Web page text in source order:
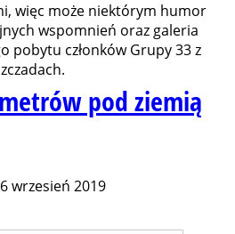
więc może niektórym humor
wspomnień oraz galeria
pobytu członków Grupy 33 z
pod ziemią
wrzesień 2019